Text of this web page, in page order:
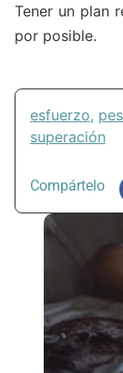
Tener un plan
por posible.
esfuerzo,
superación
Compártelo